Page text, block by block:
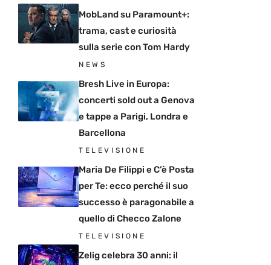
MobLand su Paramount+:
trama, cast e curiosità
sulla serie con Tom Hardy
NEWS
Bresh Live in Europa:
concerti sold out a Genova
e tappe a Parigi, Londra e
Barcellona
TELEVISIONE
Maria De Filippi e C’è Posta
per Te: ecco perché il suo
successo è paragonabile a
quello di Checco Zalone
TELEVISIONE
Zelig celebra 30 anni: il